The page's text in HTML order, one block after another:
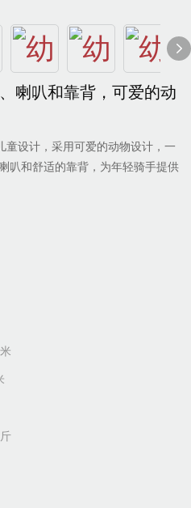
喇叭和靠背，可爱的动
童设计，采用可爱的动物设计，一
叭和舒适的靠背，为年轻骑手提供